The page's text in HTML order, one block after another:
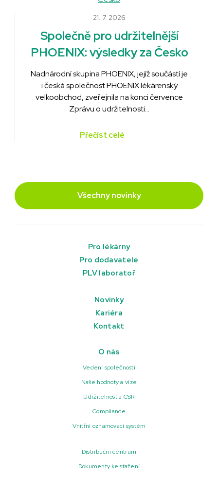
21. 7. 2026
Společně pro udržitelnější
PHOENIX: výsledky za Česko
Nadnárodní skupina PHOENIX, jejíž součástí je
i česká společnost PHOENIX lékárenský
velkoobchod, zveřejnila na konci července
Zprávu o udržitelnosti…
Přečíst celé
Všechny novinky
Pro lékárny
Pro dodavatele
PLV laboratoř
Novinky
Kariéra
Kontakt
O nás
Vedení společnosti
Naše hodnoty a vize
Udržitelnost a CSR
Compliance
Vnitřní oznamovací systém
Distribuční centrum
Dokumenty ke stažení